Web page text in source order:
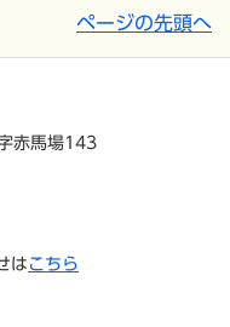
ページの先頭へ
赤馬場143
は こちら